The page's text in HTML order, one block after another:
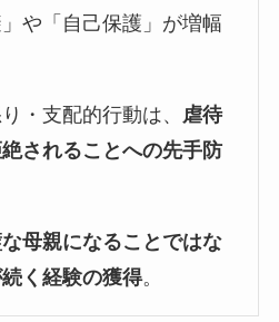
や「自己保護」が増幅
・支配的行動は、
虐待
されることへの先手防
母親になることではな
く経験の獲得。